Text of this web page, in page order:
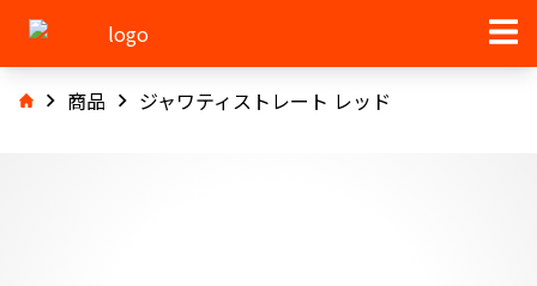
商品 ジャワティストレート レッド